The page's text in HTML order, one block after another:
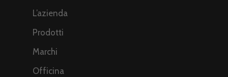
L’azienda
Prodotti
Marchi
Officina